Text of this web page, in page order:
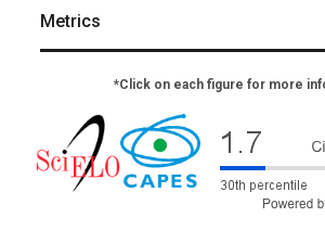
Metrics
*Click on each figure for more